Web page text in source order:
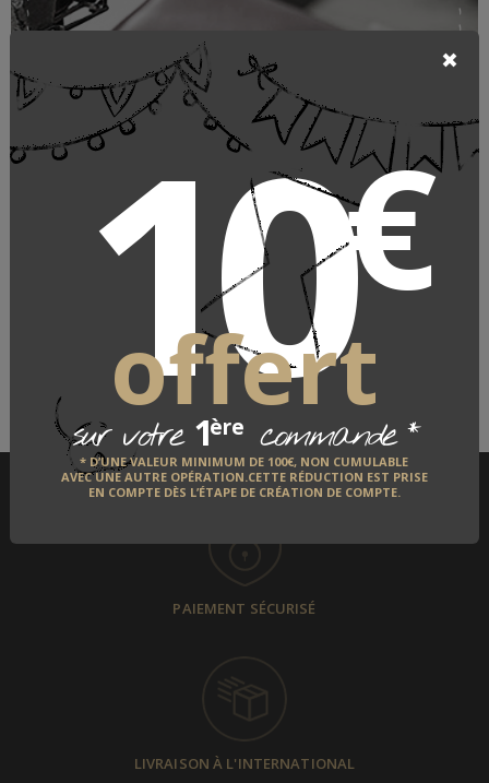
10€
offert
sur votre 1ère commande*
* D’UNE VALEUR MINIMUM DE 100€, NON CUMULABLE
AVEC UNE AUTRE OPÉRATION.CETTE RÉDUCTION EST PRISE
EN COMPTE DÈS L’ÉTAPE DE CRÉATION DE COMPTE.
Maroquinerie de tradition
Laurige
SACS ET PETITE MAROQUINERIE
LE FABRICANT
DÉCOUVRIR
PAIEMENT SÉCURISÉ
LIVRAISON À L'INTERNATIONAL